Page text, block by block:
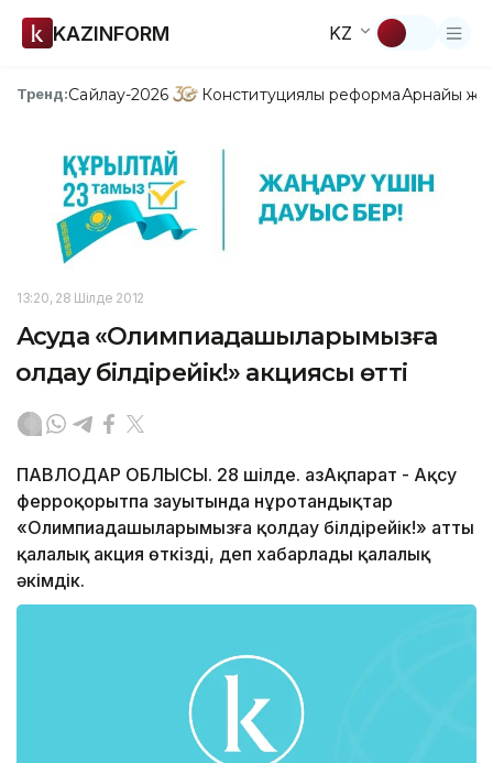
KAZINFORM KZ
Тренд:Сайлау-2026 Конституциялық реформаАрнайы
13:20, 28 Шілде 2012
Ақсуда «Олимпиадашыларымызға
қолдау білдірейік!» акциясы өтті
ПАВЛОДАР ОБЛЫСЫ. 28 шілде. ҚазАқпарат - Ақсу
ферроқорытпа зауытында нұротандықтар
«Олимпиадашыларымызға қолдау білдірейік!» атты
қалалық акция өткізді, деп хабарлады қалалық
әкімдік.